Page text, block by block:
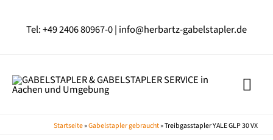
Tel: +49 2406 80967-0 | info@herbartz-gabelstapler.de
Startseite»Gabelstapler gebraucht»Treibgasstapler YALE GLP 30 VX